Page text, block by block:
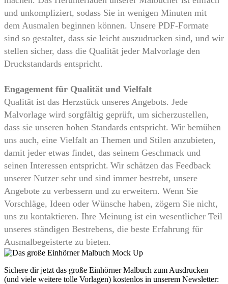
und unkompliziert, sodass Sie in wenigen Minuten mit
dem Ausmalen beginnen können. Unsere PDF-Formate
sind so gestaltet, dass sie leicht auszudrucken sind, und wir
stellen sicher, dass die Qualität jeder Malvorlage den
Druckstandards entspricht.
Engagement für Qualität und Vielfalt
Qualität ist das Herzstück unseres Angebots. Jede
Malvorlage wird sorgfältig geprüft, um sicherzustellen,
dass sie unseren hohen Standards entspricht. Wir bemühen
uns auch, eine Vielfalt an Themen und Stilen anzubieten,
damit jeder etwas findet, das seinem Geschmack und
seinen Interessen entspricht. Wir schätzen das Feedback
unserer Nutzer sehr und sind immer bestrebt, unsere
Angebote zu verbessern und zu erweitern. Wenn Sie
Vorschläge, Ideen oder Wünsche haben, zögern Sie nicht,
uns zu kontaktieren. Ihre Meinung ist ein wesentlicher Teil
unseres ständigen Bestrebens, die beste Erfahrung für
Ausmalbegeisterte zu bieten.
Sichere dir jetzt das große Einhörner Malbuch zum Ausdrucken
(und viele weitere tolle Vorlagen) kostenlos in unserem Newsletter: